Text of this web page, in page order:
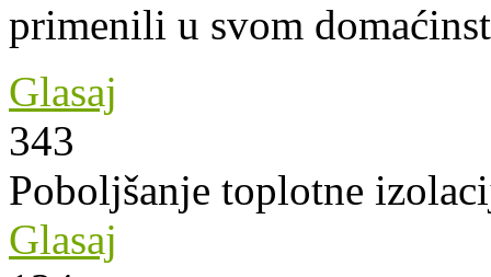
primenili u svom
Glasaj
343
Poboljšanje toplotne
Glasaj